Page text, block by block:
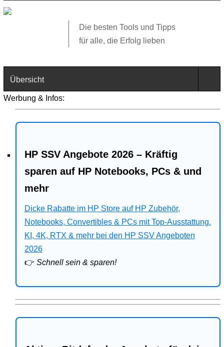
Die besten Tools und Tipps
für alle, die Erfolg lieben
Übersicht
Web
Business
Angebote
Bitdefender
Ratgeber
Werbung & Infos:
HP SSV Angebote 2026 – Kräftig
sparen auf HP Notebooks, PCs & und
mehr
Dicke Rabatte im HP Store auf HP Zubehör,
Notebooks, Convertibles & PCs mit Top-Ausstattung.
KI, 4K, RTX & mehr bei den HP SSV Angeboten
2026
👉 Schnell sein & sparen!